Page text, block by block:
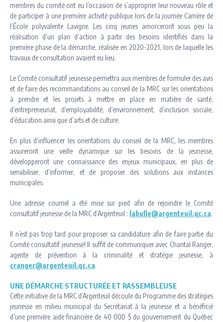
membres du comité ont eu l’occasion de s’approprier leur nouveau rôle et
de participer à une première activité publique lors de la journée Carrière de
l’École polyvalente Lavigne. Les cinq jeunes amorceront sous peu la
réalisation d’un plan d’action à partir des besoins identifiés dans la
première phase de la démarche, réalisée en 2020-2021, lors de laquelle les
travaux de consultation avaient eu lieu.
Le Comité consultatif jeunesse permettra aux membres de formuler des avis
et de faire des recommandations au conseil de la MRC sur les orientations
à prendre et les projets à mettre en place en matière de santé,
d’entrepreneuriat, d’employabilité, d’environnement, d’inclusion sociale,
d’éducation ainsi que d’arts et de culture.
En plus d’influencer les orientations du conseil de la MRC, les membres
assureront une veille dynamique sur les besoins de la jeunesse,
développeront une connaissance des enjeux municipaux, en plus de
sensibiliser, d’informer, et de proposer des solutions aux instances
municipales.
Une adresse courriel a été mise sur pied afin de rejoindre le Comité
consultatif jeunesse de la MRC d’Argenteuil : labulle@argenteuil.qc.ca.
Il n’est pas trop tard pour proposer sa candidature afin de faire partie du
Comité consultatif jeunesse! Il suffit de communiquer avec Chantal Ranger,
agente de prévention à la criminalité et stratégie jeunesse, à
cranger@argenteuil.qc.ca.
UNE DÉMARCHE STRUCTURÉE ET RASSEMBLEUSE
Cette initiative de la MRC d’Argenteuil découle du Programme des stratégies
jeunesse en milieu municipal du Secrétariat à la jeunesse et a bénéficié
d’une première aide financière de 40 000 $ du gouvernement du Québec